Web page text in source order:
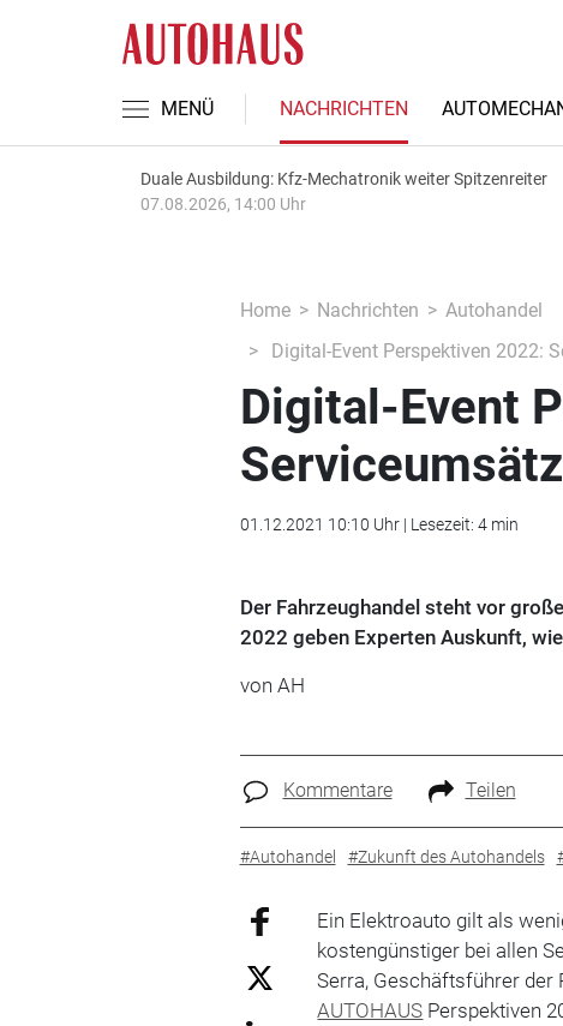
MENÜ NACHRICHTEN
Duale Ausbildung: Kfz-Mechatronik weiter Spitzenreiter
07.08.2026, 14:00 Uhr
Home Nachrichten
Autohandel
Digital-Event Perspektiven 2022:
Digital-Event
01.12.2021 10:10 Uhr | Lesezeit: 4 min
Der Fahrzeughandel steht vor
2022 geben Experten Auskunft,
von AH
Kommentare Teilen
#Autohandel #Zukunft des Autohandels
Ein Elektroauto gilt als
kostengünstiger bei allen
Serra, Geschäftsführer der
AUTOHAUS Perspektiven